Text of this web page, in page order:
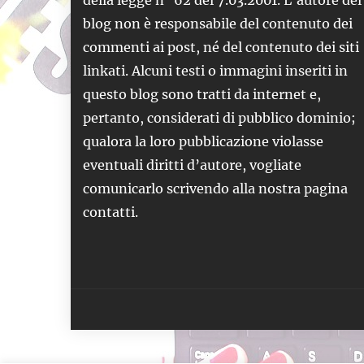
blog non è responsabile del contenuto dei
commenti ai post, né del contenuto dei siti
linkati. Alcuni testi o immagini inseriti in
questo blog sono tratti da internet e,
pertanto, considerati di pubblico dominio;
qualora la loro pubblicazione violasse
eventuali diritti d’autore, vogliate
comunicarlo scrivendo alla nostra pagina
contatti.